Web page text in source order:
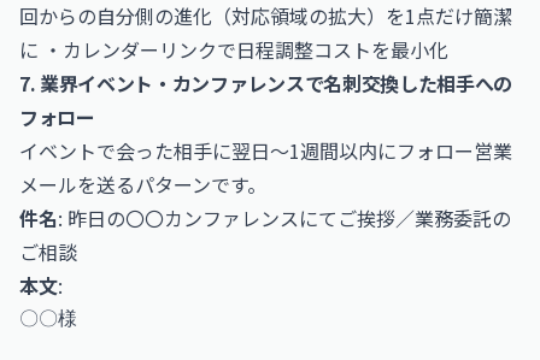
回からの自分側の進化（対応領域の拡大）を1点だけ簡潔
に ・カレンダーリンクで日程調整コストを最小化
7. 業界イベント・カンファレンスで名刺交換した相手への
フォロー
イベントで会った相手に翌日〜1週間以内にフォロー営業
メールを送るパターンです。
件名: 昨日の〇〇カンファレンスにてご挨拶／業務委託の
ご相談
本文:
〇〇様